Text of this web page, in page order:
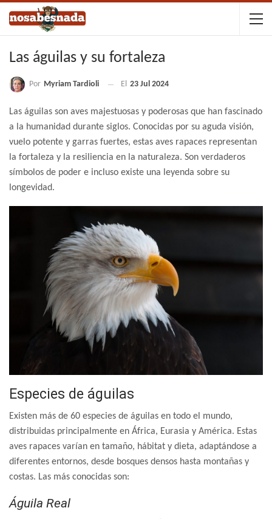
Las águilas y su fortaleza
Por Myriam Tardioli El 23 Jul 2024
Las águilas son aves majestuosas y poderosas que han fascinado
a la humanidad durante siglos. Conocidas por su aguda visión,
vuelo potente y garras fuertes, estas aves rapaces representan
la fortaleza y la resiliencia en la naturaleza. Son verdaderos
símbolos de poder e incluso existe una leyenda sobre su
longevidad.
Especies de águilas
Existen más de 60 especies de águilas en todo el mundo,
distribuidas principalmente en África, Eurasia y América. Estas
aves rapaces varían en tamaño, hábitat y dieta, adaptándose a
diferentes entornos, desde bosques densos hasta montañas y
costas. Las más conocidas son:
Águila Real